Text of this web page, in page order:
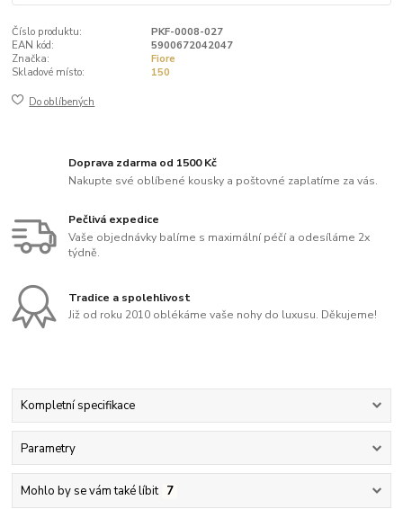
Číslo produktu:
PKF-0008-027
EAN kód:
5900672042047
Značka:
Fiore
Skladové místo:
150
Do oblíbených
Doprava zdarma od 1500 Kč
Nakupte své oblíbené kousky a poštovné zaplatíme za vás.
Pečlivá expedice
Vaše objednávky balíme s maximální péčí a odesíláme 2x
týdně.
Tradice a spolehlivost
Již od roku 2010 oblékáme vaše nohy do luxusu. Děkujeme!
Kompletní specifikace
Parametry
Mohlo by se vám také líbit 7